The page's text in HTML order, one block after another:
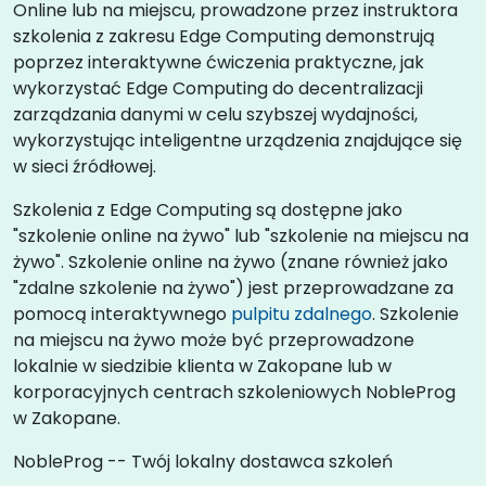
Online lub na miejscu, prowadzone przez instruktora
szkolenia z zakresu Edge Computing demonstrują
poprzez interaktywne ćwiczenia praktyczne, jak
wykorzystać Edge Computing do decentralizacji
zarządzania danymi w celu szybszej wydajności,
wykorzystując inteligentne urządzenia znajdujące się
w sieci źródłowej.
Szkolenia z Edge Computing są dostępne jako
"szkolenie online na żywo" lub "szkolenie na miejscu na
żywo". Szkolenie online na żywo (znane również jako
"zdalne szkolenie na żywo") jest przeprowadzane za
pomocą interaktywnego pulpitu zdalnego. Szkolenie
na miejscu na żywo może być przeprowadzone
lokalnie w siedzibie klienta w Zakopane lub w
korporacyjnych centrach szkoleniowych NobleProg
w Zakopane.
NobleProg -- Twój lokalny dostawca szkoleń